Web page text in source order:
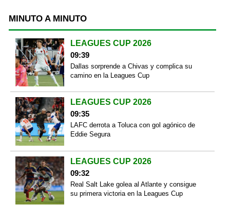
MINUTO A MINUTO
LEAGUES CUP 2026
09:39
Dallas sorprende a Chivas y complica su
camino en la Leagues Cup
LEAGUES CUP 2026
09:35
LAFC derrota a Toluca con gol agónico de
Eddie Segura
LEAGUES CUP 2026
09:32
Real Salt Lake golea al Atlante y consigue
su primera victoria en la Leagues Cup